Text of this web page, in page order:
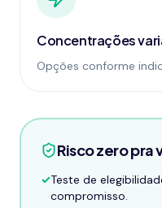
Concentrações
Opções conforme
Risco zero pra
✓Teste de
compromisso.